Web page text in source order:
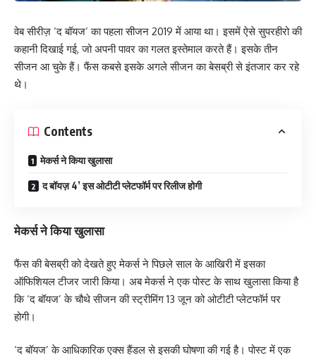
वेब सीरीज़ ‘द बॉयज’ का पहला सीजन 2019 में आया था। इसमें ऐसे सुपरहीरो की
कहानी दिखाई गई, जो अपनी पावर का गलत इस्तेमाल करते हैं। इसके तीन
सीजन आ चुके हैं। फैंस कबसे इसके अगले सीजन का बेसब्री से इंतजार कर रहे
थे।
Contents
मेकर्स ने किया खुलासा
द बॉयज़ 4’ इस ओटीटी प्लेटफॉर्म पर रिलीज होगी
मेकर्स ने किया खुलासा
फैंस की बेसब्री को देखते हुए मेकर्स ने पिछले साल के आखिरी में इसका
ऑफिशियल टीजर जारी किया। अब मेकर्स ने एक पोस्ट के साथ खुलासा किया है
कि ‘द बॉयज’ के चौथे सीजन की स्ट्रीमिंग 13 जून को ओटीटी प्लेटफॉर्म पर
होगी।
‘द बॉयज’ के आधिकारिक एक्स हैंडल से इसकी घोषणा की गई है। पोस्ट में एक